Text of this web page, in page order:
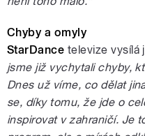
Chyby a omyly
StarDance televize vysílá
jsme již vychytali chyby,
Dnes už víme, co dělat
se, díky tomu, že jde o
inspirovat v zahraničí. Je